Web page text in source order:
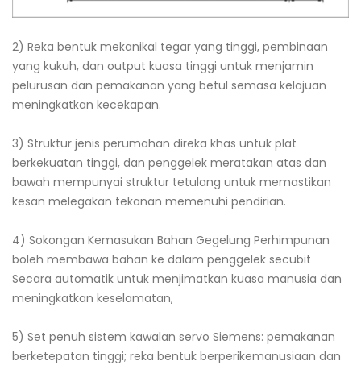
2) Reka bentuk mekanikal tegar yang tinggi, pembinaan
yang kukuh, dan output kuasa tinggi untuk menjamin
pelurusan dan pemakanan yang betul semasa kelajuan
meningkatkan kecekapan.
3) Struktur jenis perumahan direka khas untuk plat
berkekuatan tinggi, dan penggelek meratakan atas dan
bawah mempunyai struktur tetulang untuk memastikan
kesan melegakan tekanan memenuhi pendirian.
4) Sokongan Kemasukan Bahan Gegelung Perhimpunan
boleh membawa bahan ke dalam penggelek secubit
Secara automatik untuk menjimatkan kuasa manusia dan
meningkatkan keselamatan,
5) Set penuh sistem kawalan servo Siemens: pemakanan
berketepatan tinggi; reka bentuk berperikemanusiaan dan